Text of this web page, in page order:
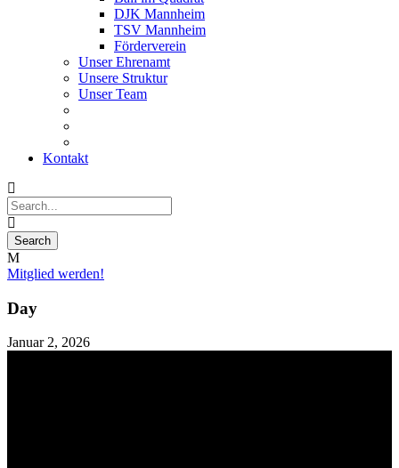
DJK Mannheim
TSV Mannheim
Förderverein
Unser Ehrenamt
Unsere Struktur
Unser Team
Kontakt
Mitglied werden!
Day
Januar 2, 2026